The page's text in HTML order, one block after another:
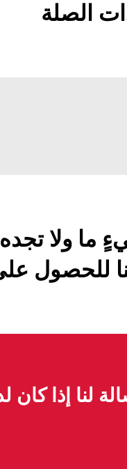
الصلة
ولا
للحصول
لنا إذا كان